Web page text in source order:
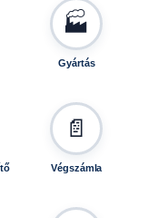
🏭
Gyártás
📄
Végszámla